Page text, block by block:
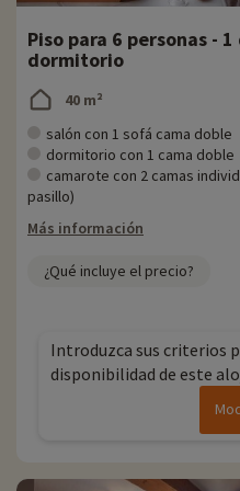
Para más información
- Se admiten mascotas, cargo
- Personas con movilidad
- Residencia gestionada por el
Piso para 6 personas -
dormitorio
40 m²
salón con 1 sofá cama doble
dormitorio con 1 cama doble
camarote con 2 camas
pasillo)
Más información
¿Qué incluye el precio?
Introduzca sus criterios
disponibilidad de este